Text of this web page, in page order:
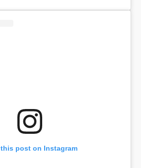
post on Instagram